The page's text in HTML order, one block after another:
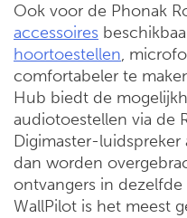
Ook voor de Phonak
accessoires
hoortoestellen,
comfortabeler te
Hub biedt de
audiotoestellen via de
Digimaster-
dan worden
ontvangers in
WallPilot is het meest